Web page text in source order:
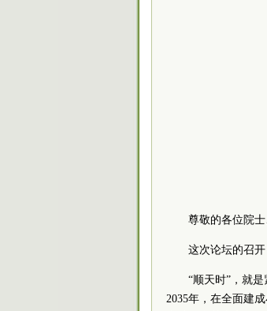
尊敬的各位院
这次论坛的召
“顺天时”，就
2035年，在全面建